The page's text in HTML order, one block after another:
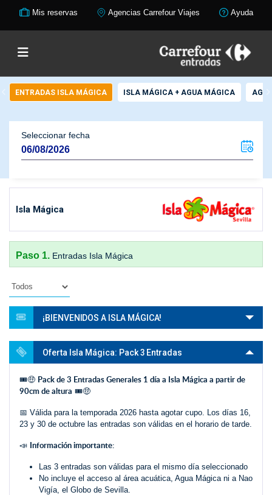
Mis reservas Agencias Carrefour Viajes Ayuda
ENTRADAS ISLA MÁGICA ISLA MÁGICA + AGUA MÁGICA
Seleccionar fecha
Isla Mágica
Paso 1. Entradas Isla Mágica
¡BIENVENIDOS A ISLA MÁGICA!
Oferta Isla Mágica: Pack 3 Entradas
🎟️🤑 Pack de 3 Entradas Generales 1 día a Isla Mágica a partir de
90cm de altura 🎟️🤑
📅 Válida para la temporada 2026 hasta agotar cupo. Los días 16,
23 y 30 de octubre las entradas son válidas en el horario de tarde.
📣 Información importante:
Las 3 entradas son válidas para el mismo día seleccionado
No incluye el acceso al área acuática, Agua Mágica ni a Nao
Vigía, el Globo de Sevilla.